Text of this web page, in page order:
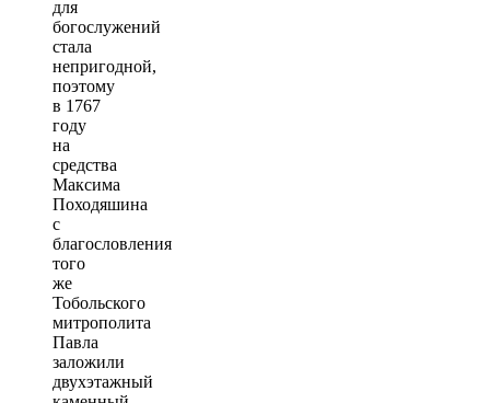
для
богослужений
стала
непригодной,
поэтому
в 1767
году
на
средства
Максима
Походяшина
с
благословления
того
же
Тобольского
митрополита
Павла
заложили
двухэтажный